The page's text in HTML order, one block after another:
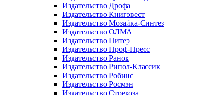
Издательство Дрофа
Издательство Книговест
Издательство Мозайка-Синтез
Издательство ОЛМА
Издательство Питер
Издательство Проф-Пресс
Издательство Ранок
Издательство Рипол-Классик
Издательство Робинс
Издательство Росмэн
Издательство Стрекоза